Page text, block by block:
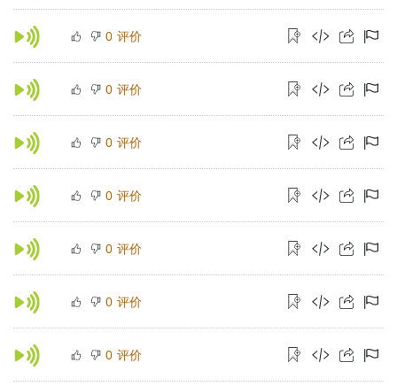
0 评价
0 评价
0 评价
0 评价
0 评价
0 评价
0 评价